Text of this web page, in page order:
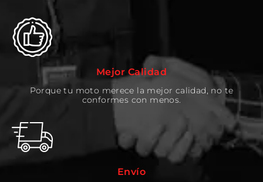
Mejor Calidad
Porque tu moto merece la mejor calidad, no te
conformes con menos.
Envío